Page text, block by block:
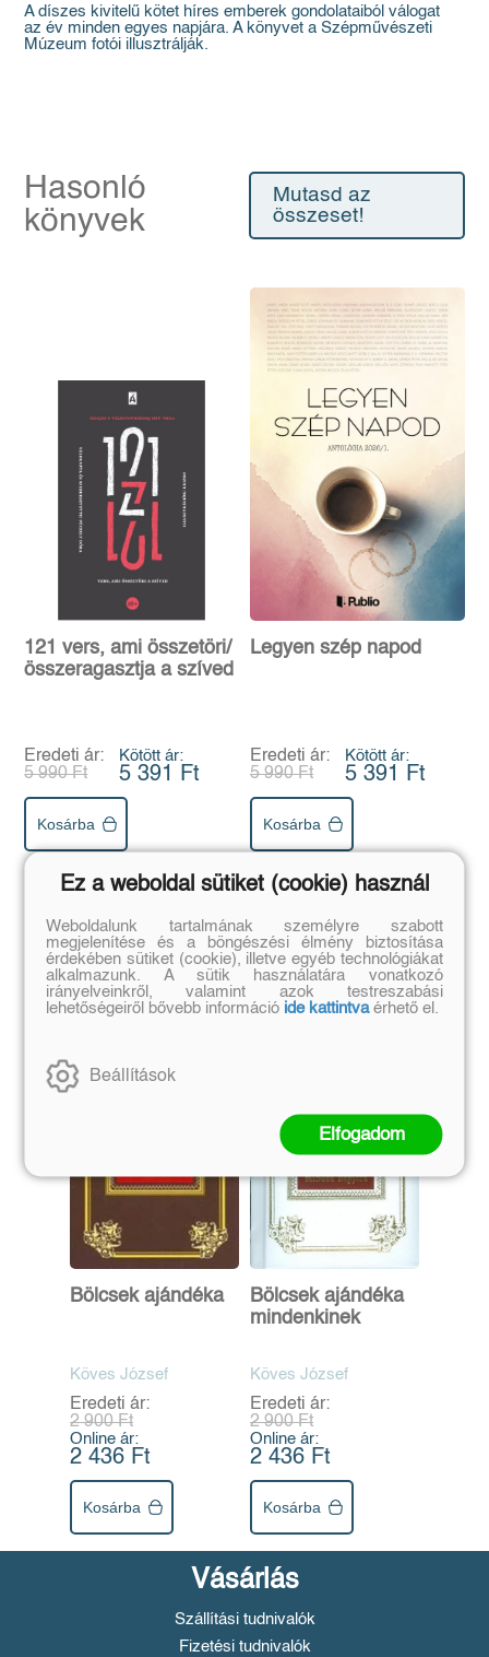
A díszes kivitelű kötet híres emberek gondolataiból válogat
az év minden egyes napjára. A könyvet a Szépművészeti
Múzeum fotói illusztrálják.
Hasonló
könyvek
Mutasd az
összeset!
121 vers, ami összetöri/
összeragasztja a szíved
Eredeti ár:
5 990 Ft
Kötött ár:
5 391 Ft
Kosárba
Legyen szép napod
Eredeti ár:
5 990 Ft
Kötött ár:
5 391 Ft
Kosárba
Szerző további művei
Bölcsek ajándéka
Köves József
Eredeti ár:
2 900 Ft
Online ár:
2 436 Ft
Kosárba
Bölcsek ajándéka
mindenkinek
Köves József
Eredeti ár:
2 900 Ft
Online ár:
2 436 Ft
Kosárba
Vásárlás
Szállítási tudnivalók
Fizetési tudnivalók
Ez a weboldal sütiket (cookie) használ
Weboldalunk tartalmának személyre szabott
megjelenítése és a böngészési élmény biztosítása
érdekében sütiket (cookie), illetve egyéb technológiákat
alkalmazunk. A sütik használatára vonatkozó
irányelveinkről, valamint azok testreszabási
lehetőségeiről bővebb információ ide kattintvaérhető el.
Beállítások
Elfogadom